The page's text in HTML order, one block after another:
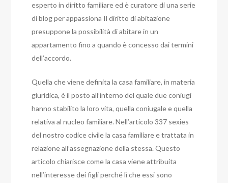
esperto in diritto familiare ed è curatore di una serie
di blog per appassiona Il diritto di abitazione
presuppone la possibilità di abitare in un
appartamento fino a quando è concesso dai termini
dell’accordo.
Quella che viene definita la casa familiare, in materia
giuridica, è il posto all’interno del quale due coniugi
hanno stabilito la loro vita, quella coniugale e quella
relativa al nucleo familiare.Nell’articolo 337 sexies
del nostro codice civile la casa familiare e trattata in
relazione all’assegnazione della stessa. Questo
articolo chiarisce come la casa viene attribuita
nell’interesse dei figli perché lì che essi sono